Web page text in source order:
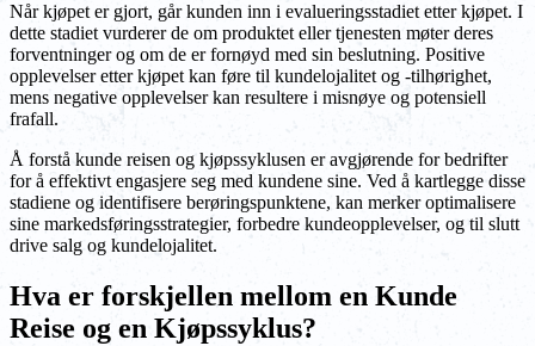
Når kjøpet er gjort, går kunden inn i evalueringsstadiet etter kjøpet. I
dette stadiet vurderer de om produktet eller tjenesten møter deres
forventninger og om de er fornøyd med sin beslutning. Positive
opplevelser etter kjøpet kan føre til kundelojalitet og -tilhørighet,
mens negative opplevelser kan resultere i misnøye og potensiell
frafall.
Å forstå kunde reisen og kjøpssyklusen er avgjørende for bedrifter
for å effektivt engasjere seg med kundene sine. Ved å kartlegge disse
stadiene og identifisere berøringspunktene, kan merker optimalisere
sine markedsføringsstrategier, forbedre kundeopplevelser, og til slutt
drive salg og kundelojalitet.
Hva er forskjellen mellom en Kunde
Reise og en Kjøpssyklus?